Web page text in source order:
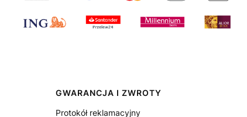
GWARANCJA I ZWROTY
Protokół reklamacyjny